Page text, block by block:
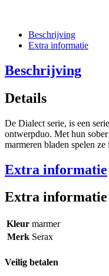
Beschrijving
Extra informatie
Beschrijving
Details
De Dialect serie, is een
ontwerpduo. Met hun
marmeren bladen spelen
Extra informatie
Extra informatie
Kleur marmer
Merk Serax
Veilig betalen